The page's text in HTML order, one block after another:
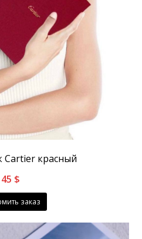
Cartier красный
45 $
заказ